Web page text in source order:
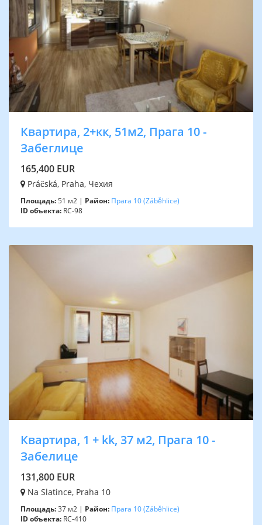
Квартира, 2+кк, 51м2, Прага 10 -
Забеглице
165,400 EUR
Práčská, Praha, Чехия
Площадь:51 м2 | Район: Прага 10(Záběhlice)
ID объекта: RC-98
Квартира, 1 + kk, 37 м2, Прага 10 -
Забелице
131,800 EUR
Na Slatince, Praha 10
Площадь:37 м2 | Район: Прага 10(Záběhlice)
ID объекта: RC-410